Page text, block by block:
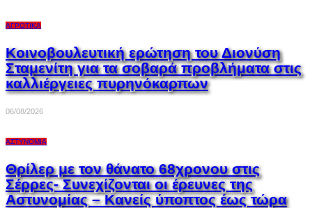
ΑΓΡΟΤΙΚΆ
Κοινοβουλευτική ερώτηση του Διονύση
Σταμενίτη για τα σοβαρά προβλήματα στις
καλλιέργειες πυρηνόκαρπων
06/08/2026
ΑΣΤΥΝΟΜΊΑ
Θρίλερ με τον θάνατο 68χρονου στις
Σέρρες- Συνεχίζονται οι έρευνες της
Αστυνομίας – Κανείς ύποπτος έως τώρα